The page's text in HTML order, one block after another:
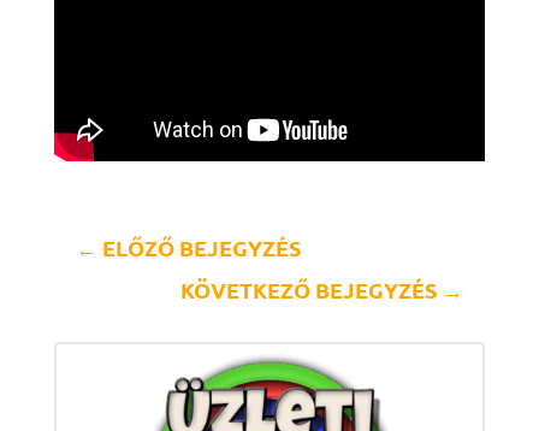
← ELŐZŐ BEJEGYZÉS
KÖVETKEZŐ BEJEGYZÉS →